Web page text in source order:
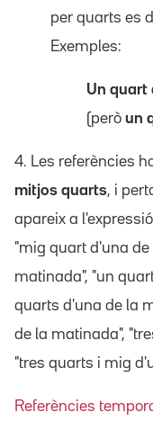
per quarts es
Exemples:
Un quart
(però un
4. Les referències
mitjos quarts, i
apareix a
"mig quart d'una
matinada", "un
quarts d'una de la
de la matinada",
"tres quarts i mig
Referències